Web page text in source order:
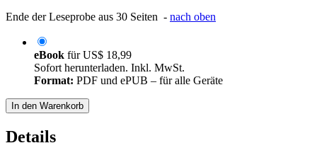
Ende der Leseprobe aus 30 Seiten - nach oben
eBook fürUS$ 18,99
Sofort herunterladen. Inkl. MwSt.
Format: PDF und ePUB – für alle Geräte
In den Warenkorb
Details